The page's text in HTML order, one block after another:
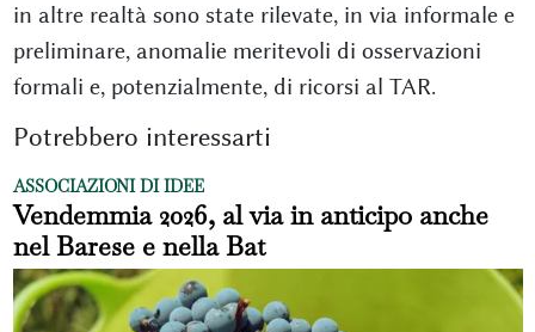
in altre realtà sono state rilevate, in via informale e
preliminare, anomalie meritevoli di osservazioni
formali e, potenzialmente, di ricorsi al TAR.
Potrebbero interessarti
ASSOCIAZIONI DI IDEE
Vendemmia 2026, al via in anticipo anche
nel Barese e nella Bat